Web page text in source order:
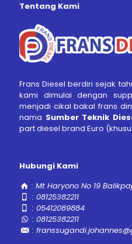
Tentang Kami
Frans Diesel berdiri sejak
kami dimulai dengan
menjadi cikal bakal frans
nama Sumber Teknik
part diesel brand Euro
Hubungi Kami
:Mt Haryono No 19
:08125382211
:05412089884
:08125382211
: